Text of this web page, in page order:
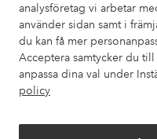
analysföretag vi arbetar
använder sidan samt i
du kan få mer
Acceptera samtycker du
anpassa dina val under
policy
Vill du veta
elpy